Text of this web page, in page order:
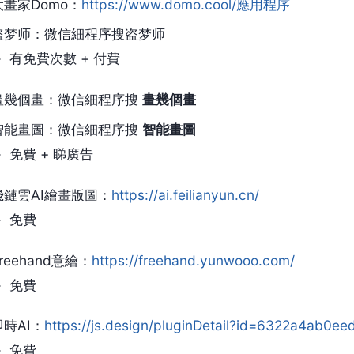
畫家Domo： https://www.domo.cool/應用程序
梦师：微信細程序搜盗梦师
有免費次數 + 付費
幾個畫：微信細程序搜畫幾個畫
能畫圖：微信細程序搜智能畫圖
免費 + 睇廣告
鏈雲AI繪畫版圖： https://ai.feilianyun.cn/
免費
意繪： https://freehand.yunwooo.com/
免費
時AI： https://js.design/
免費